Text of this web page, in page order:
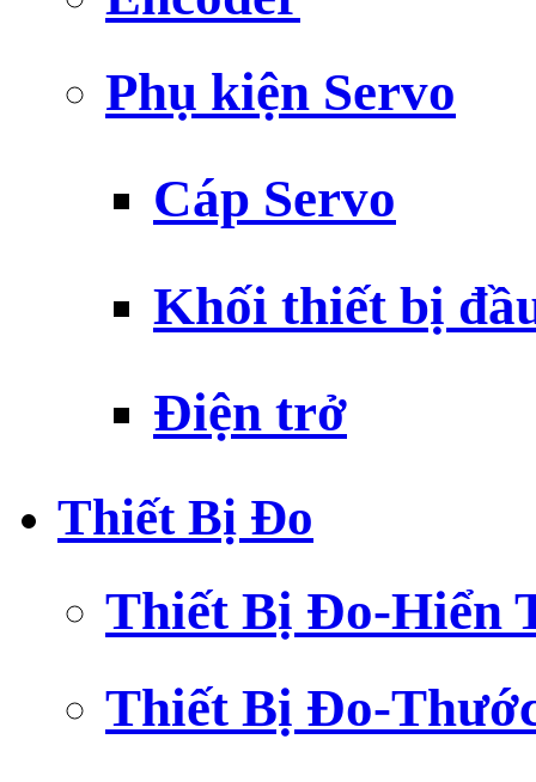
Phụ kiện Servo
Cáp Servo
Khối thiết bị
Điện trở
Thiết Bị Đo
Thiết Bị Đo-Hiển
Thiết Bị Đo-